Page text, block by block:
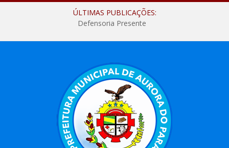
ÚLTIMAS PUBLICAÇÕES:
Defensoria Presente